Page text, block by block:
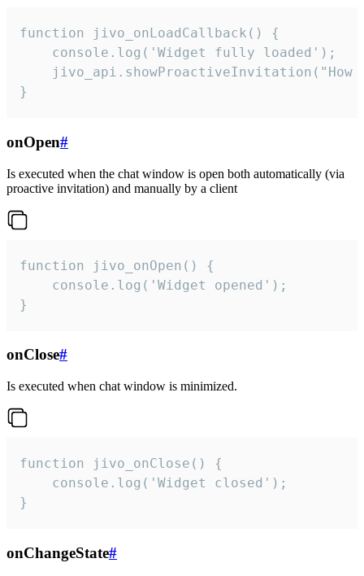
function jivo_onLoadCallback() {
    console.log('Widget fully loaded');
jivo_api.showProactiveInvitation("How
}
onOpen#
Is executed when the chat window is open both automatically (via
proactive invitation) and manually by a client
function jivo_onOpen() {
    console.log('Widget opened');
}
onClose#
Is executed when chat window is minimized.
function jivo_onClose() {
    console.log('Widget closed');
}
onChangeState#